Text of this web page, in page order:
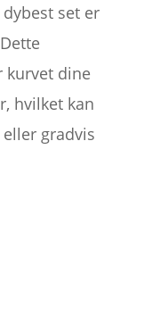
set er
kurvet dine
hvilket kan
gradvis